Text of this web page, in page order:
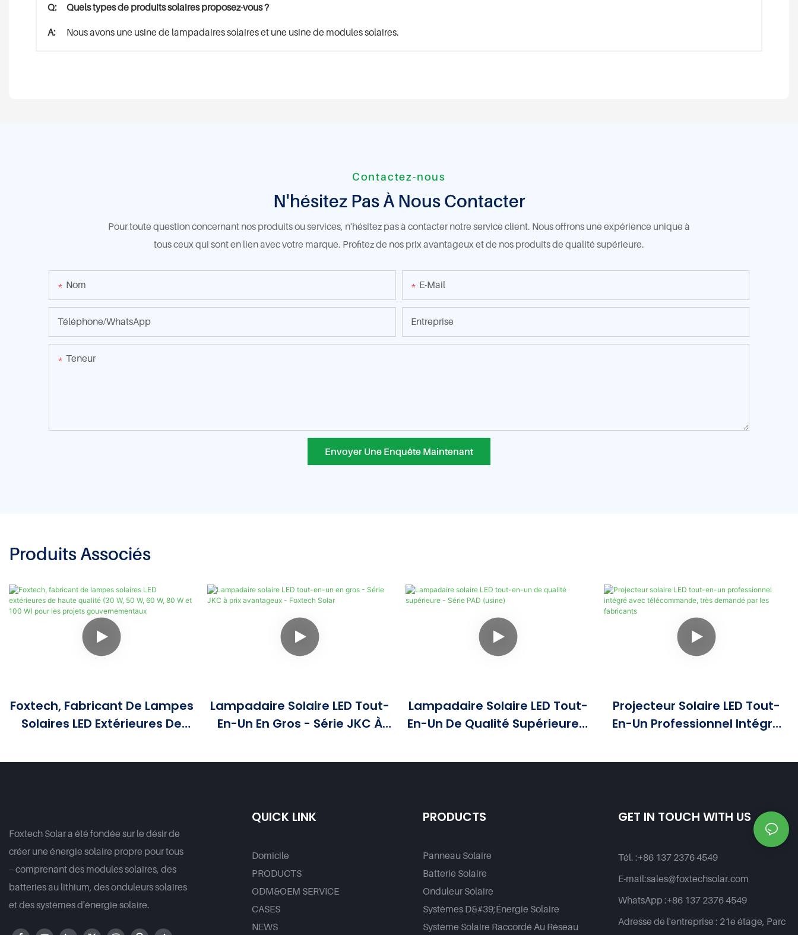
Q: Quels types de produits solaires proposez-vous ?
A: Nous avons une usine de lampadaires solaires et une usine de modules solaires.
Contactez-nous
N'hésitez Pas À Nous Contacter
Pour toute question concernant nos produits ou services, n'hésitez pas à contacter notre service client. Nous offrons une expérience unique à
tous ceux qui sont en lien avec votre marque. Profitez de nos prix avantageux et de nos produits de qualité supérieure.
Nom E-Mail
Téléphone/WhatsApp Entreprise
Teneur
Envoyer Une Enquête Maintenant
Produits Associés
Foxtech, Fabricant De Lampes
Solaires LED Extérieures De
W, 80 W Et 100 W) Pour Les
Lampadaire Solaire LED Tout-
En-Un En Gros - Série JKC À
Solar
Lampadaire Solaire LED Tout-
En-Un De Qualité Supérieure -
Projecteur Solaire LED Tout-
En-Un Professionnel Intégré
Demandé Par Les Fabricants
Foxtech Solar a été fondée sur le désir de
créer une énergie solaire propre pour tous
– comprenant des modules solaires, des
batteries au lithium, des onduleurs solaires
et des systèmes d'énergie solaire.
QUICK LINK
Domicile
PRODUCTS
ODM&OEM SERVICE
CASES
NEWS
PRODUCTS
Panneau Solaire
Batterie Solaire
Onduleur Solaire
Systèmes D&#39;énergie Solaire
Système Solaire Raccordé Au Réseau
GET IN TOUCH WITH US
Tél. :+86 137 2376 4549
E-mail:sales@foxtechsolar.com
WhatsApp :+86 137 2376 4549
Adresse de l'entreprise : 21e étage, Parc